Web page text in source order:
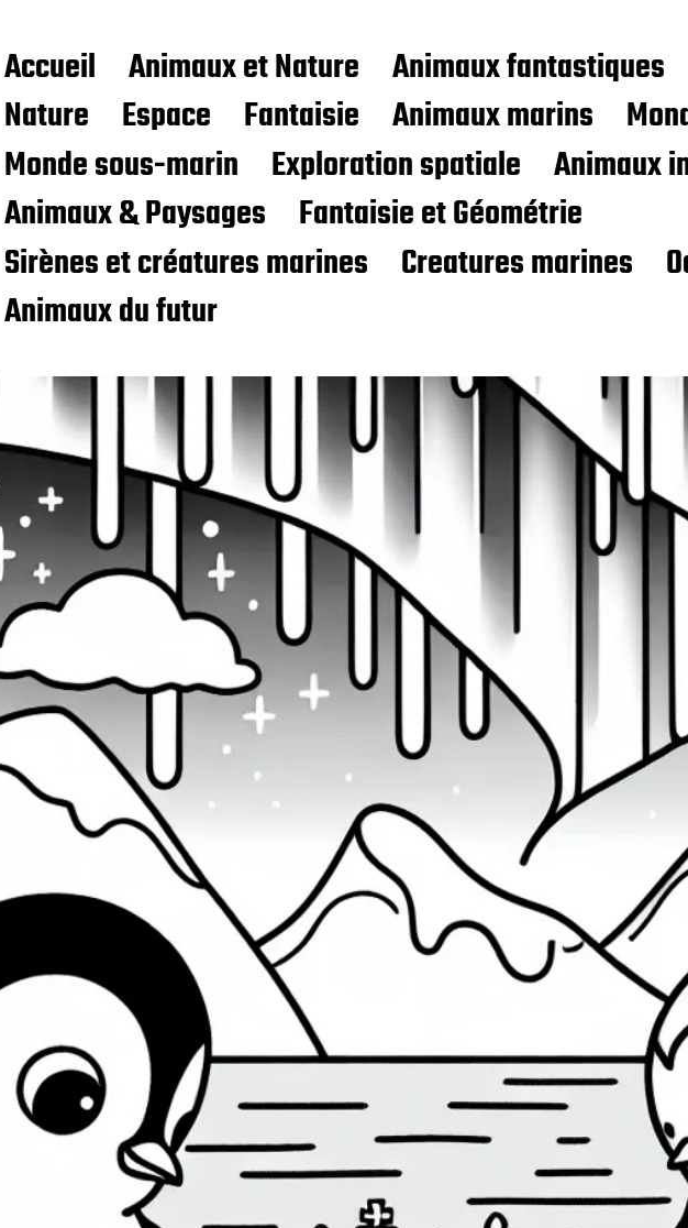
Accueil Animaux et Nature
Animaux fantastiques
Nature
Espace Fantaisie Animaux marins
Monde sous-marin
Exploration spatiale
Animaux
Animaux & Paysages
Fantaisie et Géométrie
Sirènes et créatures marines
Creatures marines
Animaux du futur